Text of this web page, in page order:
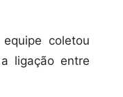
coletou
ligação entre